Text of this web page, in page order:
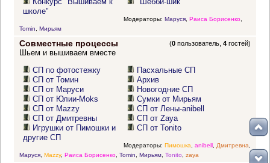
школе"
Модераторы: Маруся, Раиса Борисенко,
Tomin
Мирьям
Совместные процессы (0 пользователь,4 гостей)
Шьем и вышиваем вместе
СП по фотостежку
СП от Томин
СП от Маруси
СП от Юлии-Moks
СП от Mazzy
СП от Дмитревны
Игрушки от Пимошки и
другие СП
Пасхальные СП
Архив
Новогодние СП
Сумки от Мирьям
СП от Лены-anibell
СП от Zaya
СП от Tonito
Модераторы: Пимошка anibell, Дмитревна
Маруся, Mazzy, Раиса Борисенко, Tomin Мирьям, Tonito zaya